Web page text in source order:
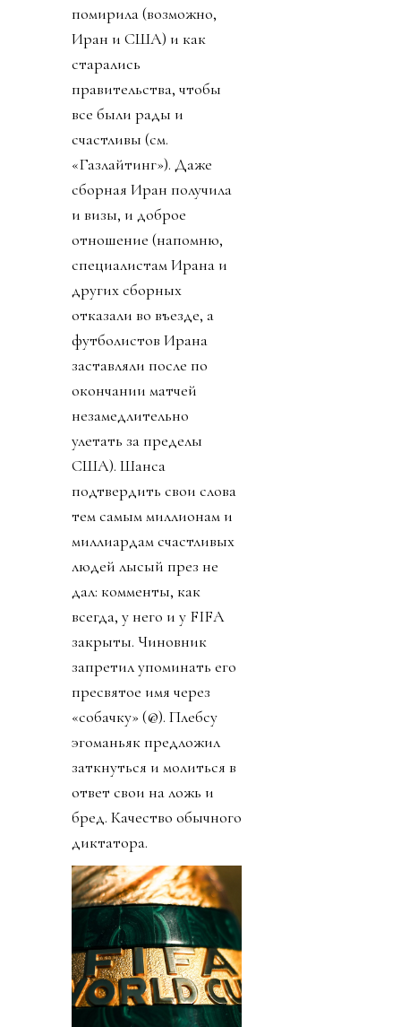
помирила (возможно,
Иран и США) и как
старались
правительства, чтобы
все были рады и
счастливы (см.
«Газлайтинг»). Даже
сборная Иран получила
и визы, и доброе
отношение (напомню,
специалистам Ирана и
других сборных
отказали во въезде, а
футболистов Ирана
заставляли после по
окончании матчей
незамедлительно
улетать за пределы
США). Шанса
подтвердить свои слова
тем самым миллионам и
миллиардам счастливых
людей лысый през не
дал: комменты, как
всегда, у него и у FIFA
закрыты. Чиновник
запретил упоминать его
пресвятое имя через
«собачку» (@). Плебсу
эгоманьяк предложил
заткнуться и молиться в
ответ свои на ложь и
бред. Качество обычного
диктатора.